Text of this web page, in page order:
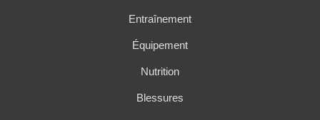
Entraînement
Équipement
Nutrition
Blessures